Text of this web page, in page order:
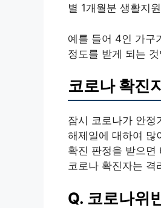
별 1개월분 생활지
예를 들어 4인 가
정도를 받게 되는
코로나 확진
잠시 코로나가 안정
해제일에 대하여 많
확진 판정을 받으면
코로나 확진자는 격
Q. 코로나위